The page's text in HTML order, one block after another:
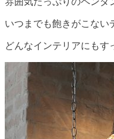
いつまでも飽きがこない
どんなインテリアにもす